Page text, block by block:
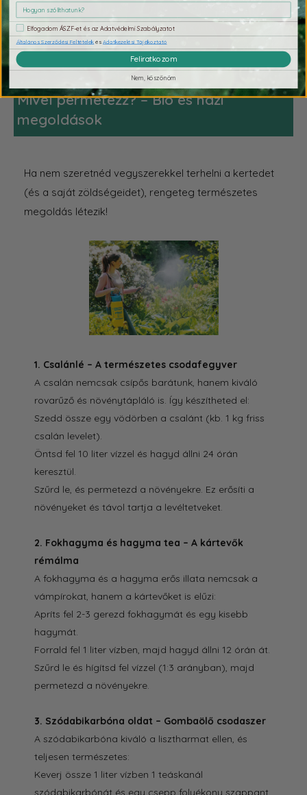
érzékenyek a gombás és bakteriális
betegségekre, valamint a kártevőkre.
Mivel permetezz? – Bio és házi
megoldások
Ha nem szeretnéd vegyszerekkel terhelni a kertedet
(és a saját zöldségeidet), rengeteg természetes
megoldás létezik!
1. Csalánlé – A természetes csodafegyver
A csalán nemcsak csípős barátunk, hanem kiváló
rovarűző és növénytápláló is. Így készítheted el:
Szedd össze egy vödörben a csalánt (kb. 1 kg friss
csalán levelet).
Öntsd fel 10 liter vízzel és hagyd állni 24 órán
keresztül.
Szűrd le, és permetezd a növényekre. Ez erősíti a
növényeket és távol tartja a levéltetveket.
2. Fokhagyma és hagyma tea – A kártevők
rémálma
A fokhagyma és a hagyma erős illata nemcsak a
vámpírokat, hanem a kártevőket is elűzi:
Apríts fel 2-3 gerezd fokhagymát és egy kisebb
hagymát.
Forrald fel 1 liter vízben, majd hagyd állni 12 órán át.
Szűrd le és hígítsd fel vízzel (1:3 arányban), majd
permetezd a növényekre.
3. Szódabikarbóna oldat – Gombaölő csodaszer
A szódabikarbóna kiváló a lisztharmat ellen, és
teljesen természetes:
Keverj össze 1 liter vízben 1 teáskanál
szódabikarbónát és egy csepp folyékony szappant
Elfogadom ÁSZF-et és az Adatvédelmi Szabályzatot
Általános Szerződési FeltételekésAdatkezelési Tájékoztató
Feliratkozom
Nem, köszönöm